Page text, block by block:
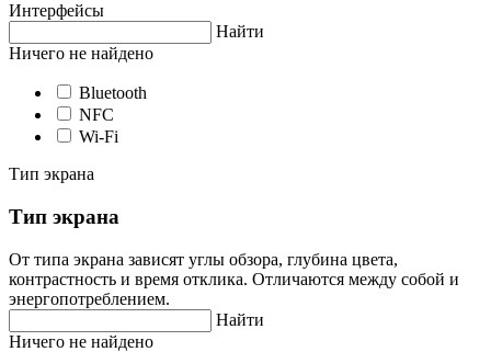
Интерфейсы
Найти
Ничего не найдено
Bluetooth
NFC
Wi-Fi
Тип экрана
Тип экрана
От типа экрана зависят углы обзора, глубина цвета,
контрастность и время отклика. Отличаются между собой и
энергопотреблением.
Найти
Ничего не найдено